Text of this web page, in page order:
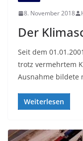
8. November 2018
Der
Seit dem
trotz vermehrtem
Ausnahme bildete
Weiterlesen